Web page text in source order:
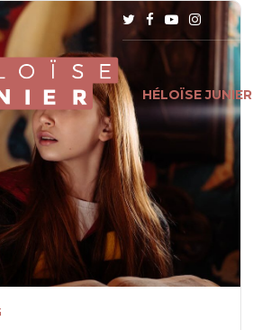
HÉLOÏSE JUNIER